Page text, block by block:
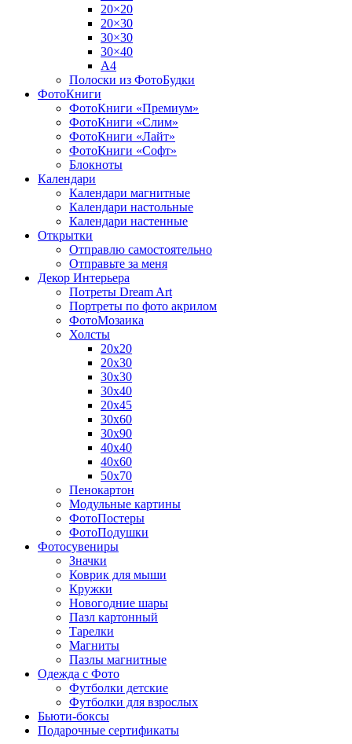
20×20
20×30
30×30
30×40
A4
Полоски из ФотоБудки
ФотоКниги
ФотоКниги «Премиум»
ФотоКниги «Слим»
ФотоКниги «Лайт»
ФотоКниги «Софт»
Блокноты
Календари
Календари магнитные
Календари настольные
Календари настенные
Открытки
Отправлю самостоятельно
Отправьте за меня
Декор Интерьера
Потреты Dream Art
Портреты по фото акрилом
ФотоМозаика
Холсты
20х20
20х30
30х30
30х40
20х45
30х60
30х90
40х40
40х60
50х70
Пенокартон
Модульные картины
ФотоПостеры
ФотоПодушки
Фотоcувениры
Значки
Коврик для мыши
Кружки
Новогодние шары
Пазл картонный
Тарелки
Магниты
Пазлы магнитные
Одежда с Фото
Футболки детские
Футболки для взрослых
Бьюти-боксы
Подарочные сертификаты